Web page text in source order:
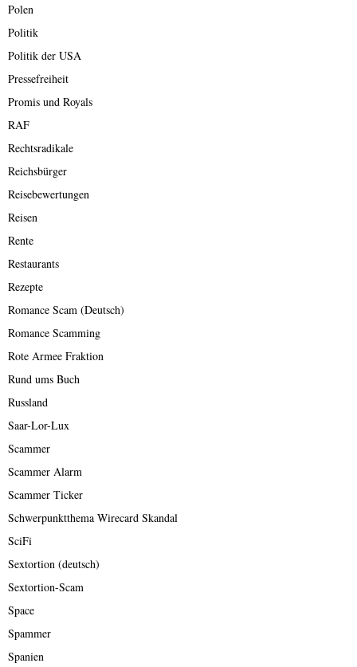
Polen
Politik
Politik der USA
Pressefreiheit
Promis und Royals
RAF
Rechtsradikale
Reichsbürger
Reisebewertungen
Reisen
Rente
Restaurants
Rezepte
Romance Scam (Deutsch)
Romance Scamming
Rote Armee Fraktion
Rund ums Buch
Russland
Saar-Lor-Lux
Scammer
Scammer Alarm
Scammer Ticker
Schwerpunktthema Wirecard Skandal
SciFi
Sextortion (deutsch)
Sextortion-Scam
Space
Spammer
Spanien